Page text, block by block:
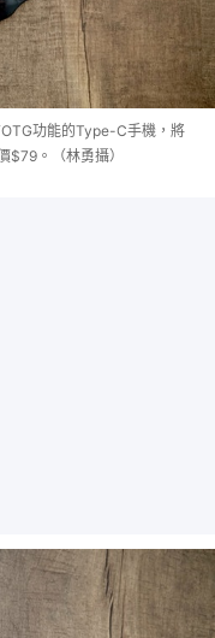
功能的Type-C手機，將
。（林勇攝）